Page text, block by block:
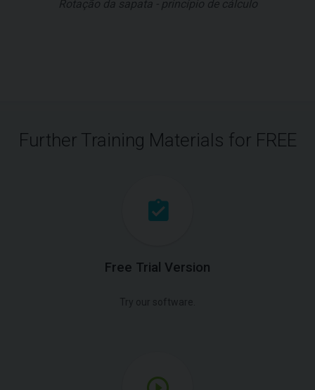
Rotação da sapata - princípio de cálculo
Further Training Materials for FREE
Free Trial Version
Try our software.